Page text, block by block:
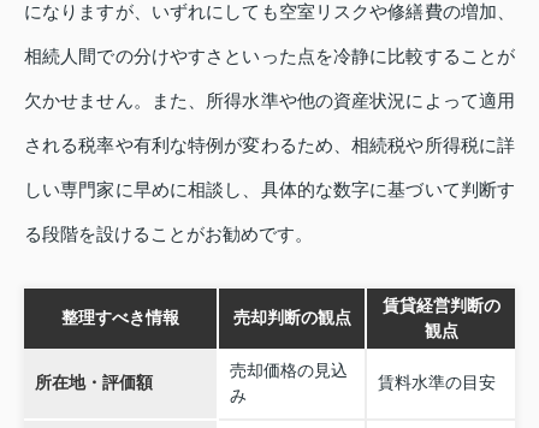
になりますが、いずれにしても空室リスクや修繕費の増加、
相続人間での分けやすさといった点を冷静に比較することが
欠かせません。また、所得水準や他の資産状況によって適用
される税率や有利な特例が変わるため、相続税や所得税に詳
しい専門家に早めに相談し、具体的な数字に基づいて判断す
る段階を設けることがお勧めです。
整理すべき情報 売却判断の観点
賃貸経営判断の
観点
所在地・評価額
売却価格の見込
み
賃料水準の目安